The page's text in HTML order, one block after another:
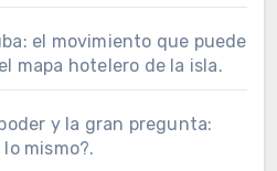
el movimiento que puede
mapa hotelero de la isla.
y la gran pregunta:
mismo?.